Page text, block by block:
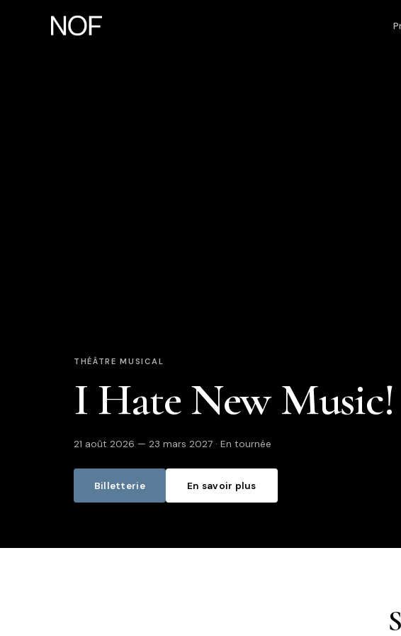
THÉÂTRE MUSICAL
I Hate New Music!
21 août 2026 — 23 mars 2027 · En tournée
Billetterie En savoir plus